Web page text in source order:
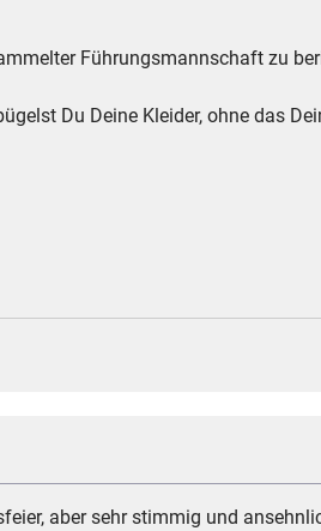
Führungsmannschaft zu
Du Deine Kleider, ohne das
aber sehr stimmig und